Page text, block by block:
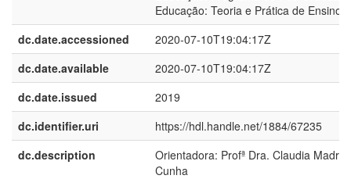
Educação: Teoria e Prática de Ensino
dc.date.accessioned
2020-07-10T19:04:17Z
dc.date.available
2020-07-10T19:04:17Z
dc.date.issued
2019
dc.identifier.uri
https://hdl.handle.net/1884/67235
dc.description
Orientadora: Profª Dra. Claudia
Cunha